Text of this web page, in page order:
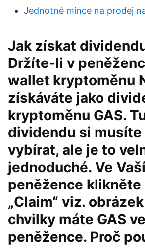
Jednotné mince na prodej
Jak získat
Držíte-li v
wallet kryptoměnu
získáváte jako
kryptoměnu GAS.
dividendu si musíte
vybírat, ale je to
jednoduché. Ve Vaší
peněžence klikněte
„Claim“ viz.
chvilky máte GAS
peněžence. Proč